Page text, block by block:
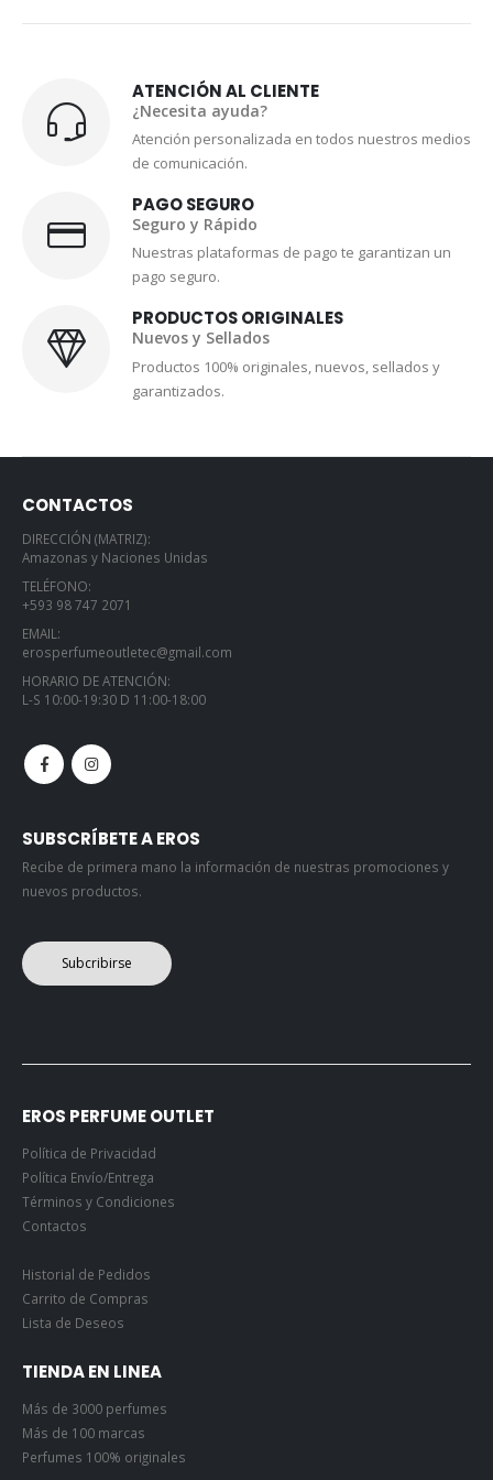
Atención personalizada en todos nuestros medios
de comunicación.
PAGO SEGURO
Nuestras plataformas de pago te garantizan un
pago seguro.
PRODUCTOS ORIGINALES
Productos 100% originales, nuevos, sellados y
garantizados.
CONTACTOS
DIRECCIÓN (MATRIZ):
Amazonas y Naciones Unidas
TELÉFONO:
+593 98 747 2071
EMAIL:
erosperfumeoutletec@gmail.com
HORARIO DE ATENCIÓN:
L-S 10:00-19:30 D 11:00-18:00
Recibe de primera mano la información de nuestras promociones y
nuevos productos.
EROS PERFUME OUTLET
Política de Privacidad
Términos y Condiciones
Contactos
Historial de Pedidos
Lista de Deseos
TIENDA EN LINEA
Más de 3000 perfumes
Perfumes 100% originales
Pagos Seguros